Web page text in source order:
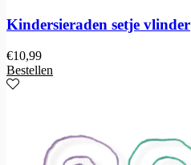
Kindersieraden setje vlinder
€10,99
Bestellen